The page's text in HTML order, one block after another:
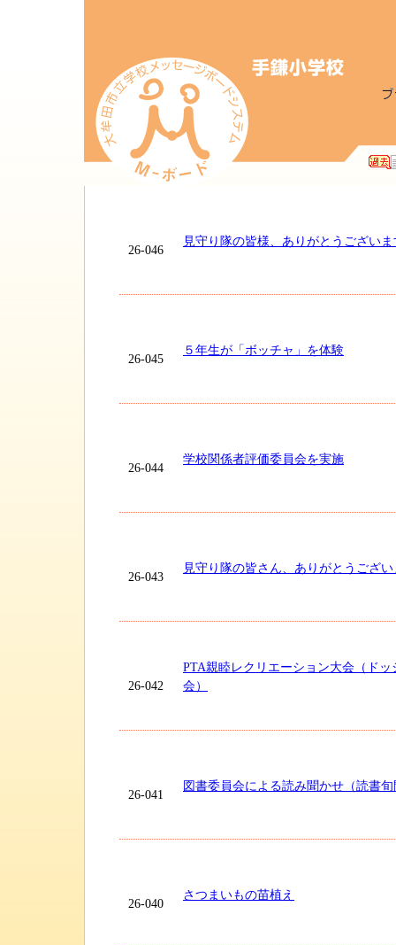
26-046
見守り隊の皆様、ありがとうございま
26-045
５年生が「ボッチャ」を体験
26-044
学校関係者評価委員会を実施
26-043
見守り隊の皆さん、ありがとうござ
26-042
PTA親睦レクリエーション大会（ドッ
会）
26-041
図書委員会による読み聞かせ（読書
26-040
さつまいもの苗植え